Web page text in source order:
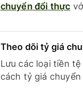
chuyển đổi thực
Theo dõi tỷ giá
Lưu các loại tiền
cách tỷ giá